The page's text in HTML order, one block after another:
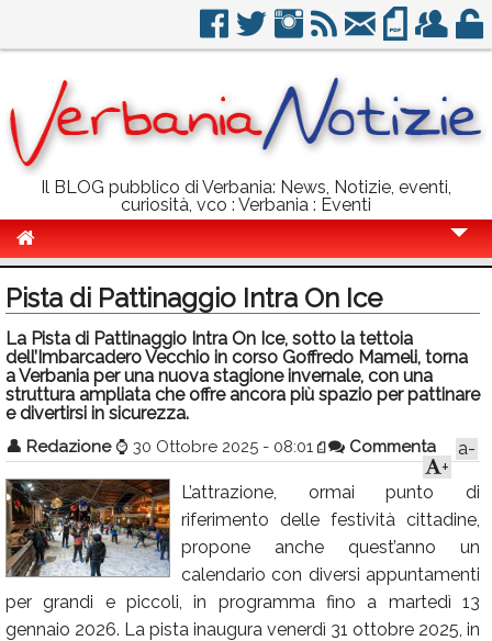
Il BLOG pubblico di Verbania: News, Notizie, eventi,
curiosità, vco : Verbania : Eventi
Politica
Sport
Eventi
Info Utili
Rubriche
Calendario
Annunci
Pista di Pattinaggio Intra On Ice
La Pista di Pattinaggio Intra On Ice, sotto la tettoia
dell’Imbarcadero Vecchio in corso Goffredo Mameli, torna
a Verbania per una nuova stagione invernale, con una
struttura ampliata che offre ancora più spazio per pattinare
e divertirsi in sicurezza.
👤 Redazione ⌚ 30 Ottobre 2025 - 08:01 Commenta
a-
+
L’attrazione, ormai punto di
riferimento delle festività cittadine,
propone anche quest’anno un
calendario con diversi appuntamenti
per grandi e piccoli, in programma fino a martedì 13
gennaio 2026. La pista inaugura venerdì 31 ottobre 2025, in